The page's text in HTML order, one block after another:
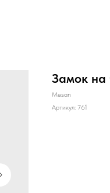
Замок на
Mesan
Артикул: 761